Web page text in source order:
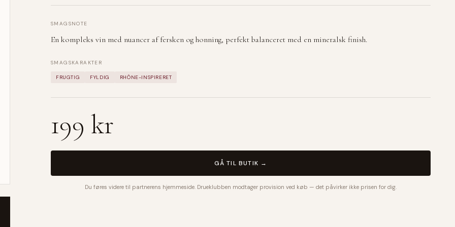
SMAGSNOTE
En kompleks vin med nuancer af fersken og honning, perfekt balanceret med en mineralsk finish.
SMAGSKARAKTER
FRUGTIG FYLDIG RHÔNE-INSPIRERET
199 kr
GÅ TIL BUTIK →
Du føres videre til partnerens hjemmeside. Drueklubben modtager provision ved køb — det påvirker ikke prisen for dig.